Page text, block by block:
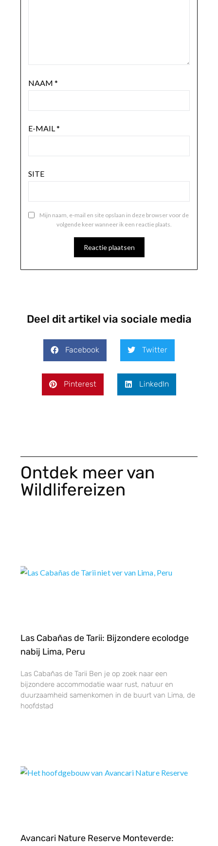
NAAM *
E-MAIL*
SITE
Mijn naam, e-mail en site opslaan in deze browser voor de
volgende keer wanneer ik een reactie plaats.
Deel dit artikel via sociale media
Facebook Twitter
Pinterest LinkedIn
Ontdek meer van
Wildlifereizen
Las Cabañas de Tarii: Bijzondere ecolodge
nabij Lima, Peru
Las Cabañas de Tarii Ben je op zoek naar een
bijzondere accommodatie waar rust, natuur en
duurzaamheid samenkomen in de buurt van Lima, de
hoofdstad
Avancari Nature Reserve Monteverde: